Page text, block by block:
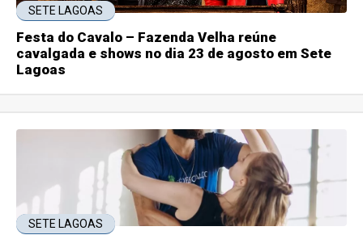
SETE LAGOAS
Festa do Cavalo – Fazenda Velha reúne
cavalgada e shows no dia 23 de agosto em Sete
Lagoas
SETE LAGOAS